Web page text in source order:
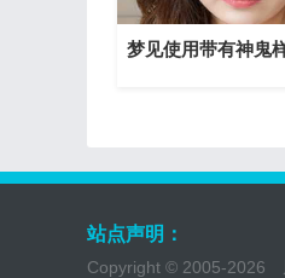
站点声明：
Copyright © 2005-2026